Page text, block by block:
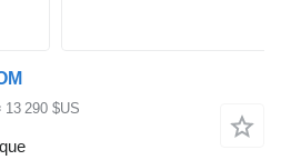
13 290 $US